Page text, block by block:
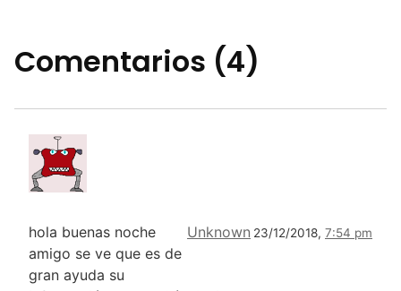
Comentarios (4)
Unknown 23/12/2018, 7:54 pm
hola buenas noche
amigo se ve que es de
gran ayuda su